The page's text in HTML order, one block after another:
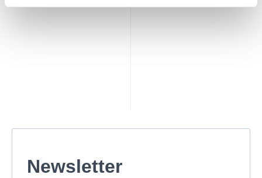
Newsletter